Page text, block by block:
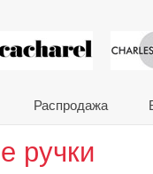
Распродажа
ручки